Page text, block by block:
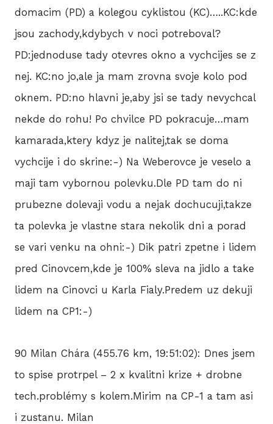
domacim (PD) a kolegou cyklistou (KC)…..KC:kde
jsou zachody,kdybych v noci potreboval?
PD:jednoduse tady otevres okno a vychcijes se z
nej. KC:no jo,ale ja mam zrovna svoje kolo pod
oknem. PD:no hlavni je,aby jsi se tady nevychcal
nekde do rohu! Po chvilce PD pokracuje…mam
kamarada,ktery kdyz je nalitej,tak se doma
vychcije i do skrine:-) Na Weberovce je veselo a
maji tam vybornou polevku.Dle PD tam do ni
prubezne dolevaji vodu a nejak dochucuji,takze
ta polevka je vlastne stara nekolik dni a porad
se vari venku na ohni:-) Dik patri zpetne i lidem
pred Cinovcem,kde je 100% sleva na jidlo a take
lidem na Cinovci u Karla Fialy.Predem uz dekuji
lidem na CP1:-)
90 Milan Chára (455.76 km, 19:51:02): Dnes jsem
to spise protrpel – 2 x kvalitni krize + drobne
tech.problémy s kolem.Mirim na CP-1 a tam asi
i zustanu. Milan